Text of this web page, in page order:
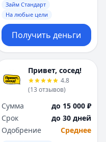
Займ Стандарт
На любые цели
Получить деньги
Привет, сосед!
4.8
(13 отзывов)
Сумма
до 15 000 ₽
Срок
до 30 дней
Одобрение
Среднее